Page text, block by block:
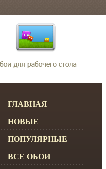
ГЛАВНАЯ
НОВЫЕ
ПОПУЛЯРНЫЕ
ВСЕ ОБОИ